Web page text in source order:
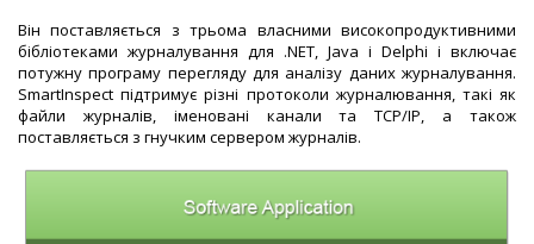
Він поставляється з трьома власними високопродуктивними
бібліотеками журналування для .NET, Java і Delphi і включає
потужну програму перегляду для аналізу даних журналування.
SmartInspect підтримує різні протоколи журналювання, такі як
файли журналів, іменовані канали та TCP/IP, а також
поставляється з гнучким сервером журналів.